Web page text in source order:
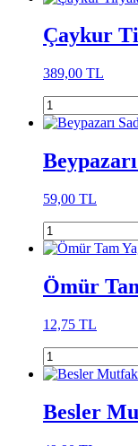
Çaykur
389,00 TL
59,00 TL
Ömür
12,75 TL
Besler